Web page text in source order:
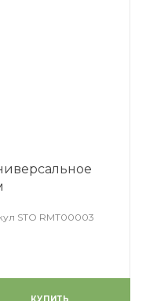
STO RMT00003
КУПИТЬ